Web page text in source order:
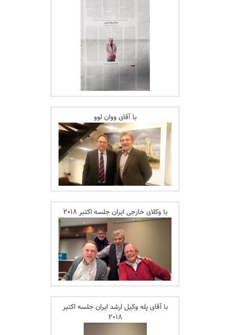
با آقای ووان لوو
با وکلای خارجی ایران جلسه اکتبر ۲۰۱۸
با آقای پله وکیل ارشد ایران جلسه اکتبر
۲۰۱۸